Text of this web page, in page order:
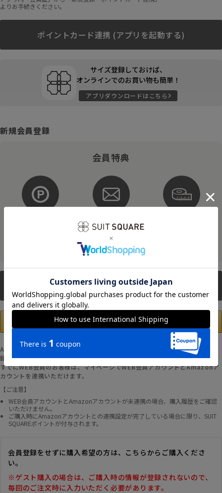
よりお手続きください。
ポイントカード連携 (アプリを起動する)
サイズ登録しておけば、
オンラインでのお買い物も簡単！
アプリダウンロードはこちら
新規会員登録
会員特典
メルマガ配信
そのほかにもさまざまなキャンペーンを予定しています。
新規会員登録
Amazonアカウントの登録情報を使用して、お支払いおよび新規WEB会員登
録が可能です。
すでにWEB会員のお客様は、マイページでWEB会員アカウントとAmazonア
カウントを連携いただけます。
【ご注意】
WEB会員アカウントとAmazonアカウントが未連携の場合、購入履歴をご確認
いただけません。
ご購入時にAmazonアカウントとの連携設定が完了している場合に限り、SUIT
SQUAREポイントが付与されます。
会員登録をせずに購入希望の方は、こちらからご購入くださ
い。
※ゲスト購入の場合は、ご購入時の情報が登録されないので、
毎回のご注文時に入力いただく必要があります。